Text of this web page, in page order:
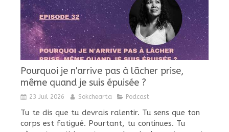
Pourquoi je n'arrive pas à lâcher prise,
même quand je suis épuisée ?
23 Juil 2026 Sokchearta Podcast
Tu te dis que tu devrais ralentir. Tu sens que ton
corps est fatigué. Pourtant, tu continues. Tu